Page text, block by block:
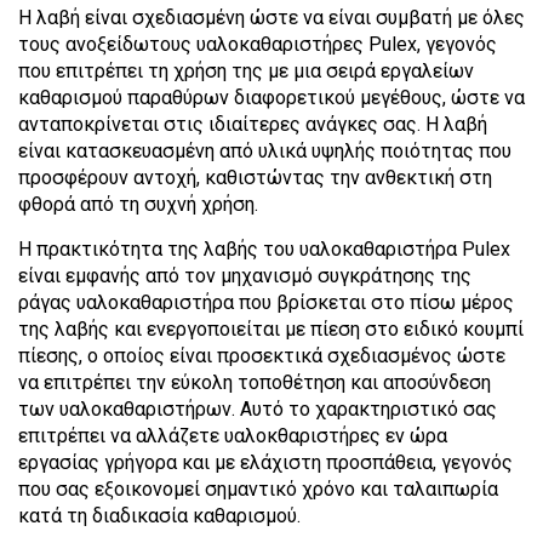
Η λαβή είναι σχεδιασμένη ώστε να είναι συμβατή με όλες
τους ανοξείδωτους υαλοκαθαριστήρες Pulex, γεγονός
που επιτρέπει τη χρήση της με μια σειρά εργαλείων
καθαρισμού παραθύρων διαφορετικού μεγέθους, ώστε να
ανταποκρίνεται στις ιδιαίτερες ανάγκες σας. Η λαβή
είναι κατασκευασμένη από υλικά υψηλής ποιότητας που
προσφέρουν αντοχή, καθιστώντας την ανθεκτική στη
φθορά από τη συχνή χρήση.
Η πρακτικότητα της λαβής του υαλοκαθαριστήρα Pulex
είναι εμφανής από τον μηχανισμό συγκράτησης της
ράγας υαλοκαθαριστήρα που βρίσκεται στο πίσω μέρος
της λαβής και ενεργοποιείται με πίεση στο ειδικό κουμπί
πίεσης, ο οποίος είναι προσεκτικά σχεδιασμένος ώστε
να επιτρέπει την εύκολη τοποθέτηση και αποσύνδεση
των υαλοκαθαριστήρων. Αυτό το χαρακτηριστικό σας
επιτρέπει να αλλάζετε υαλοκθαριστήρες εν ώρα
εργασίας γρήγορα και με ελάχιστη προσπάθεια, γεγονός
που σας εξοικονομεί σημαντικό χρόνο και ταλαιπωρία
κατά τη διαδικασία καθαρισμού.